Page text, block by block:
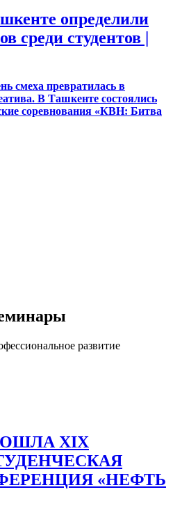
Next slide
определили
студентов |
смеха превратилась в
В Ташкенте состоялись
соревнования «КВН: Битва
развитие
XIX
«НЕФТЬ